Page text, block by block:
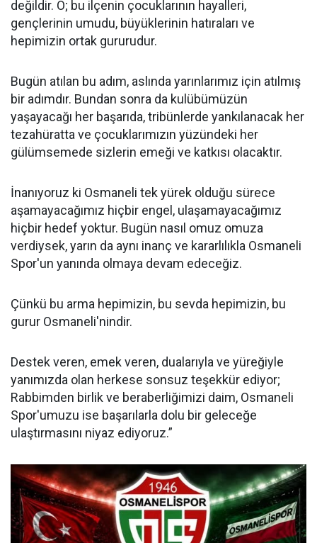
değildir. O; bu ilçenin çocuklarının hayalleri,
gençlerinin umudu, büyüklerinin hatıraları ve
hepimizin ortak gururudur.
Bugün atılan bu adım, aslında yarınlarımız için atılmış
bir adımdır. Bundan sonra da kulübümüzün
yaşayacağı her başarıda, tribünlerde yankılanacak her
tezahüratta ve çocuklarımızın yüzündeki her
gülümsemede sizlerin emeği ve katkısı olacaktır.
İnanıyoruz ki Osmaneli tek yürek olduğu sürece
aşamayacağımız hiçbir engel, ulaşamayacağımız
hiçbir hedef yoktur. Bugün nasıl omuz omuza
verdiysek, yarın da aynı inanç ve kararlılıkla Osmaneli
Spor'un yanında olmaya devam edeceğiz.
Çünkü bu arma hepimizin, bu sevda hepimizin, bu
gurur Osmaneli'nindir.
Destek veren, emek veren, dualarıyla ve yüreğiyle
yanımızda olan herkese sonsuz teşekkür ediyor;
Rabbimden birlik ve beraberliğimizi daim, Osmaneli
Spor'umuzu ise başarılarla dolu bir geleceğe
ulaştırmasını niyaz ediyoruz.”